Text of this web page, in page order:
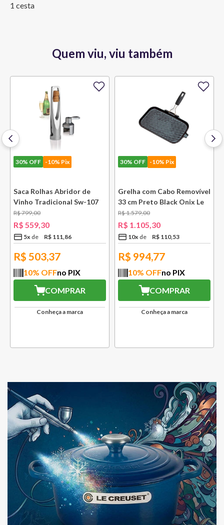
1 cesta
Quem viu, viu também
30% OFF -10% Pix
Saca Rolhas Abridor de
Vinho Tradicional Sw-107
Ply Le Creuset
R$799,00
R$ 559,30
5x R$ 111,86
R$ 503,37
10% OFFno PIX
COMPRAR
Conheça a marca
30% OFF -10% Pix
Grelha com Cabo Removível
33 cm Preto Black Onix Le
Creuset
R$1.579,00
R$ 1.105,30
10x R$ 110,53
R$ 994,77
10% OFFno PIX
COMPRAR
Conheça a marca